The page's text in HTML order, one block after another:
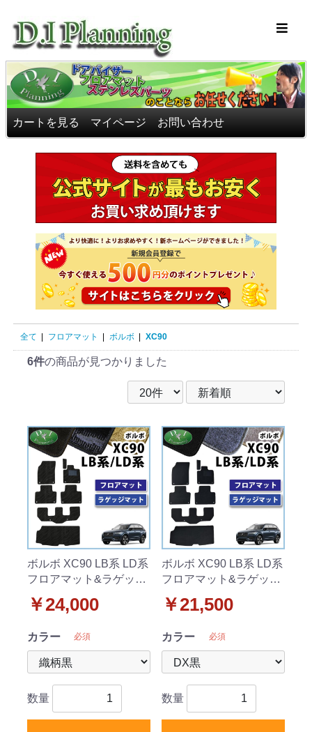
カートを見る マイページ お問い合わせ
全て | フロアマット | ボルボ | XC90
6件の商品が見つかりました
ボルボ XC90 LB系 LD系
フロアマット&ラゲッジ
外製品
￥24,000
カラー 必須
数量
ボルボ XC90 LB系 LD系
フロアマット&ラゲッジ
製品
￥21,500
カラー 必須
数量